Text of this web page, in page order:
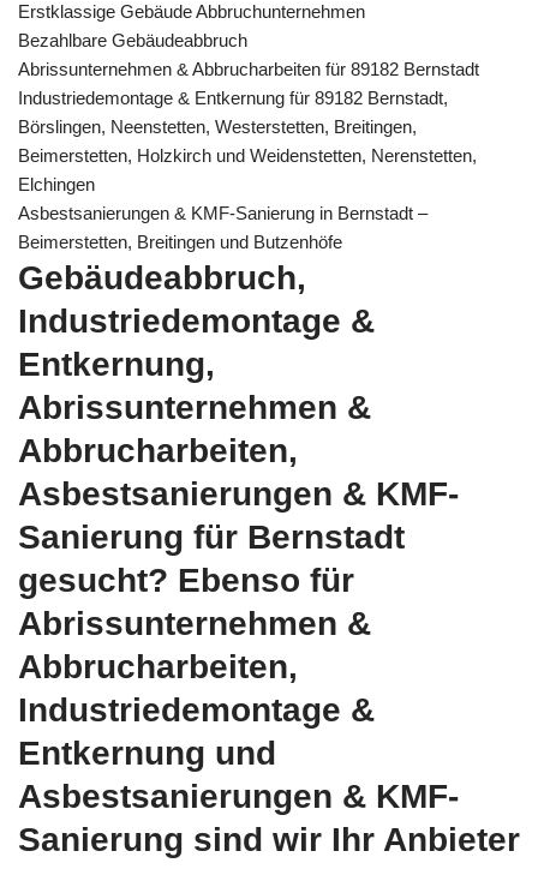
Erstklassige Gebäude Abbruchunternehmen
Bezahlbare Gebäudeabbruch
Abrissunternehmen & Abbrucharbeiten für 89182 Bernstadt
Industriedemontage & Entkernung für 89182 Bernstadt,
Börslingen, Neenstetten, Westerstetten, Breitingen,
Beimerstetten, Holzkirch und Weidenstetten, Nerenstetten,
Elchingen
Asbestsanierungen & KMF-Sanierung in Bernstadt –
Beimerstetten, Breitingen und Butzenhöfe
Gebäudeabbruch,
Industriedemontage &
Entkernung,
Abrissunternehmen &
Abbrucharbeiten,
Asbestsanierungen & KMF-
Sanierung für Bernstadt
gesucht? Ebenso für
Abrissunternehmen &
Abbrucharbeiten,
Industriedemontage &
Entkernung und
Asbestsanierungen & KMF-
Sanierung sind wir Ihr Anbieter